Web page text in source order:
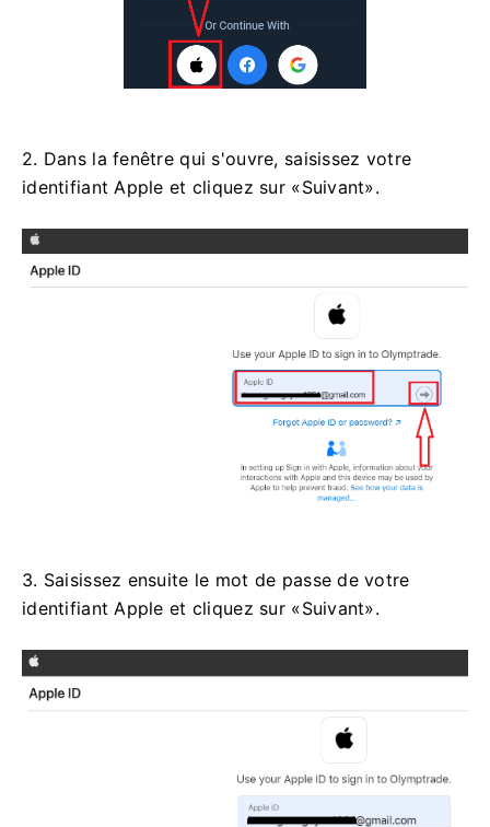
2. Dans la fenêtre qui s'ouvre, saisissez votre
identifiant Apple et cliquez sur «Suivant».
3. Saisissez ensuite le mot de passe de votre
identifiant Apple et cliquez sur «Suivant».